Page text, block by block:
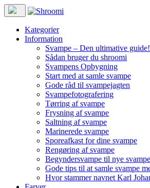
Kategorier
Information
Svampe – Den ultimative guide!
Sådan bruger du shroomi
Svampens Opbygning
Start med at samle svampe
Gode råd til svampejagten
Svampefotografering
Tørring af svampe
Frysning af svampe
Saltning af svampe
Marinerede svampe
Sporeafkast for dine svampe
Rengøring af svampe
Begyndersvampe til nye
Gode tips til at samle svampe
Hvor stammer navnet Karl